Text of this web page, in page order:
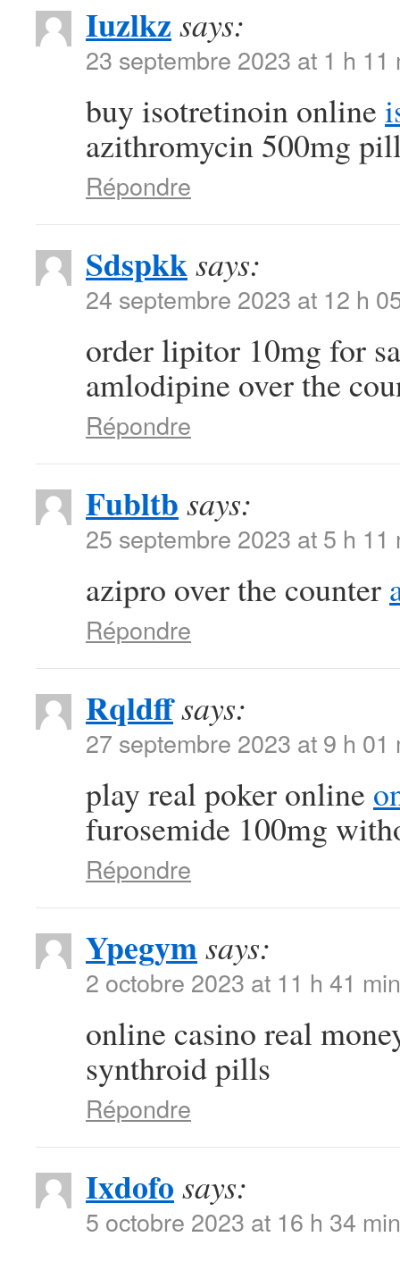
Iuzlkz says:
23 septembre 2023 at 1 h 11
buy isotretinoin online
azithromycin 500mg
Répondre
Sdspkksays:
24 septembre 2023 at 12 h
order lipitor 10mg for
amlodipine over the
Répondre
Fubltb says:
25 septembre 2023 at 5 h 11
azipro over the counter
Répondre
Rqldffsays:
27 septembre 2023 at 9 h 01
play real poker online
furosemide 100mg
Répondre
Ypegymsays:
2 octobre 2023 at 11 h 41 min
online casino real
synthroid pills
Répondre
Ixdofo says:
5 octobre 2023 at 16 h 34 min